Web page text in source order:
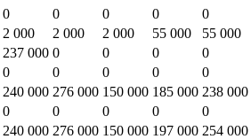
0 0 0 0 0
2 000 2 000 2 000 55 000 55 000
237 000 0 0 0 0
0 0 0 0 0
240 000 276 000 150 000 185 000 238 000
0 0 0 0 0
240 000 276 000 150 000 197 000 254 000